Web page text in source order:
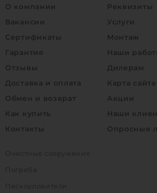
О компании
Вакансии
Сертификаты
Гарантия
Отзывы
Доставка и оплата
Обмен и возврат
Как купить
Контакты
Реквизиты
Услуги
Монтаж
Наши
Дилерам
Карта сайта
Акции
Наши
Опросные
Очистные сооружения
Погреба
Пескоуловители